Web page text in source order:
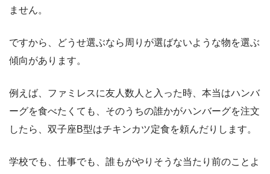
ません。
ですから、どうせ選ぶなら周りが選ばないような物を選ぶ
傾向があります。
例えば、ファミレスに友人数人と入った時、本当はハンバ
ーグを食べたくても、そのうちの誰かがハンバーグを注文
したら、双子座B型はチキンカツ定食を頼んだりします。
学校でも、仕事でも、誰もがやりそうな当たり前のことよ